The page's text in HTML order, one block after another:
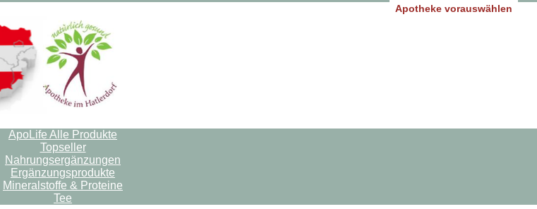
Apotheke vorauswählen
ApoLife Alle Produkte
Topseller
Nahrungsergänzungen
Ergänzungsprodukte
Mineralstoffe & Proteine
Tee